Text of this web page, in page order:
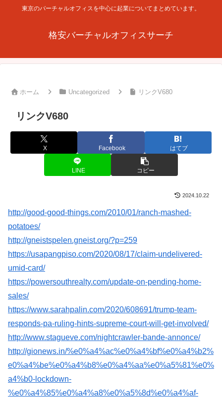
東京のバーチャルオフィスを中心に起業についてまとめています。
格安バーチャルオフィスサーチ
ホーム Uncategorized リンクV680
リンクV680
X Facebook はてブ
LINE コピー
2024.10.22
http://good-good-things.com/2010/01/ranch-mashed-
potatoes/
http://gneistspelen.gneist.org/?p=259
https://usapangpiso.com/2020/08/17/claim-undelivered-
umid-card/
https://powersouthrealty.com/update-on-pending-home-
sales/
https://www.sarahpalin.com/2020/608691/trump-team-
responds-pa-ruling-hints-supreme-court-will-get-involved/
http://www.stagueve.com/nightcrawler-bande-annonce/
http://gionews.in/%e0%a4%ac%e0%a4%bf%e0%a4%b2%
e0%a4%be%e0%a4%b8%e0%a4%aa%e0%a5%81%e0%
a4%b0-lockdown-
%e0%a4%85%e0%a4%a8%e0%a5%8d%e0%a4%af-